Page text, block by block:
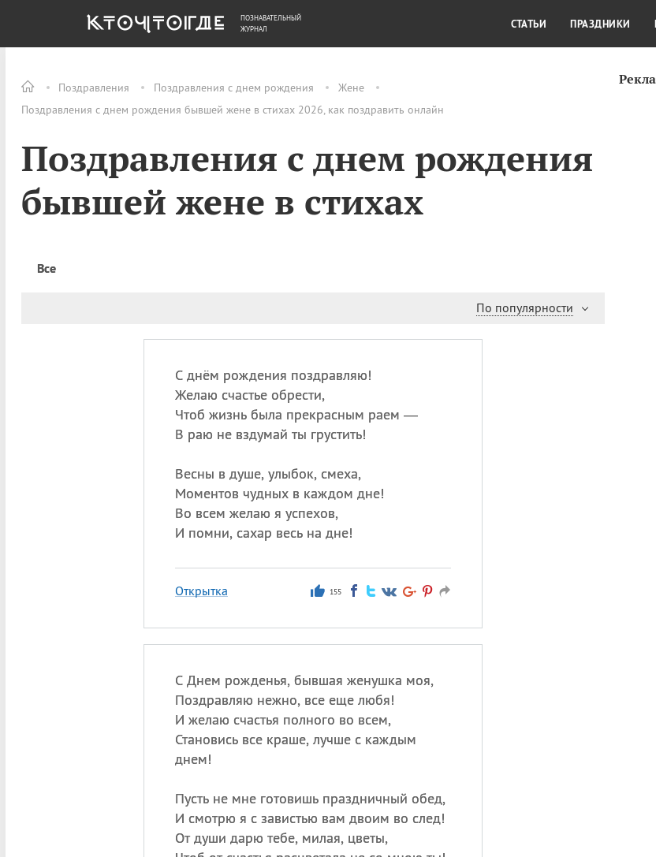
Поздравления Поздравления с днем рождения
Жене
Поздравления с днем рождения бывшей жене в стихах 2026, как поздравить онлайн
Поздравления с днем рождения
бывшей жене в стихах
Все
По популярности
С днём рождения поздравляю!
Желаю счастье обрести,
Чтоб жизнь была прекрасным раем —
В раю не вздумай ты грустить!
Весны в душе, улыбок, смеха,
Моментов чудных в каждом дне!
Во всем желаю я успехов,
И помни, сахар весь на дне!
Открытка 155
С Днем рожденья, бывшая женушка моя,
Поздравляю нежно, все еще любя!
И желаю счастья полного во всем,
Становись все краше, лучше с каждым
днем!
Пусть не мне готовишь праздничный обед,
И смотрю я с завистью вам двоим во след!
От души дарю тебе, милая, цветы,
ОБЩЕСТВО ДЕНЬГИ КУЛЬТУРА
ПОЗНАВАТЕЛЬНЫЙ
ЖУРНАЛ
СТАТЬИ ПРАЗДНИКИ